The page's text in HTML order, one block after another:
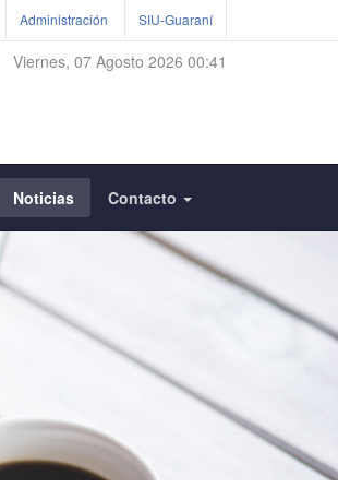
Administración SIU-Guaraní
Viernes, 07 Agosto 2026 00:41
Noticias Contacto